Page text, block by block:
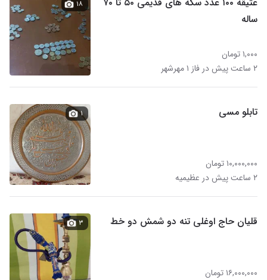
ساله
۱,۰۰۰ تومان
۲ ساعت پیش در فاز ۱ مهرشهر
۱۸
تابلو مسی
۱۰,۰۰۰,۰۰۰ تومان
۲ ساعت پیش در عظیمیه
۱
قلیان حاج اوغلی تنه دو شمش دو خط
۱۶,۰۰۰,۰۰۰ تومان
۳